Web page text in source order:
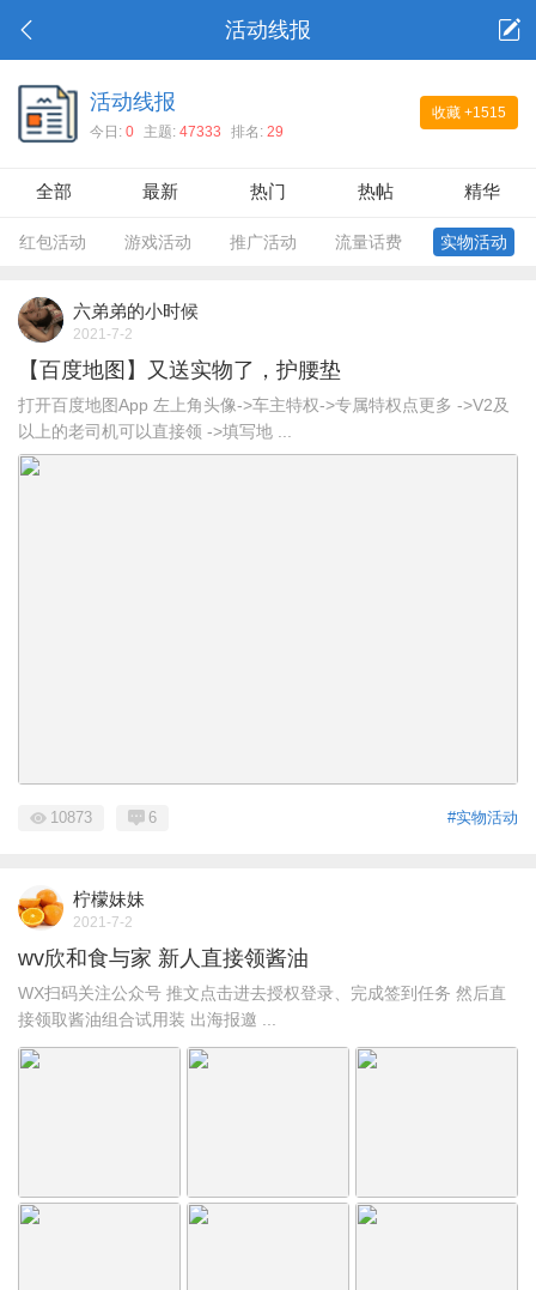
活动线报
收藏 +1515
活动线报
今日: 0 主题: 47333 排名: 29
全部 最新 热门 热帖 精华
红包活动 游戏活动 推广活动 流量话费 实物活动
六弟弟的小时候
2021-7-2
【百度地图】又送实物了，护腰垫
打开百度地图App 左上角头像->车主特权->专属特权点更多 ->V2及
以上的老司机可以直接领 ->填写地 ...
#实物活动
10873 6
柠檬妹妹
2021-7-2
wv欣和食与家 新人直接领酱油
WX扫码关注公众号 推文点击进去授权登录、完成签到任务 然后直
接领取酱油组合试用装 出海报邀 ...